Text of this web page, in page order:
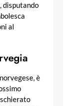
disputando
al
è